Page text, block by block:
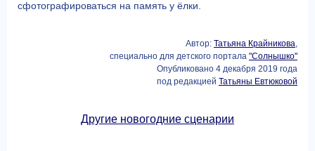
сфотографироваться на память у ёлки.
Автор: Татьяна Крайникова
специально для детского портала "Солнышко"
Опубликовано 4 декабря 2019 года
под редакцией Татьяны Евтюковой
Другие новогодние сценарии